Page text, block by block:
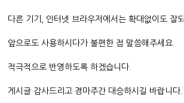
다른 기기, 인터넷 브라우저에서는 확대없이도 잘
앞으로도 사용하시다가 불편한 점 말씀해주세요.
적극적으로 반영하도록 하겠습니다.
게시글 감사드리고 경마주간 대승하시길 바랍니다.